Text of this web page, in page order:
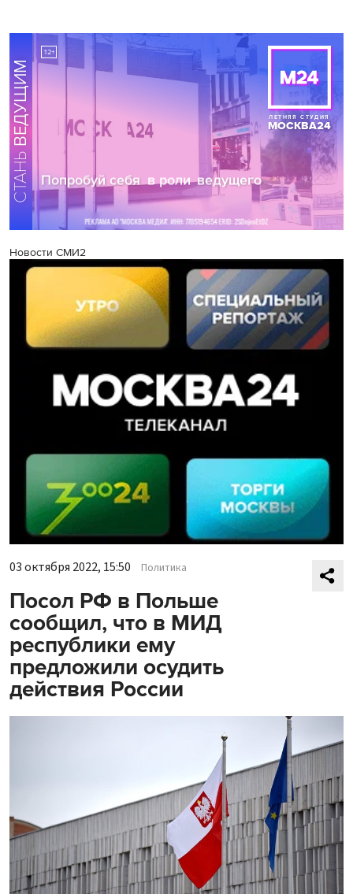
Новости СМИ2
03 октября 2022, 15:50 Политика
Посол РФ в Польше
сообщил, что в МИД
республики ему
предложили осудить
действия России